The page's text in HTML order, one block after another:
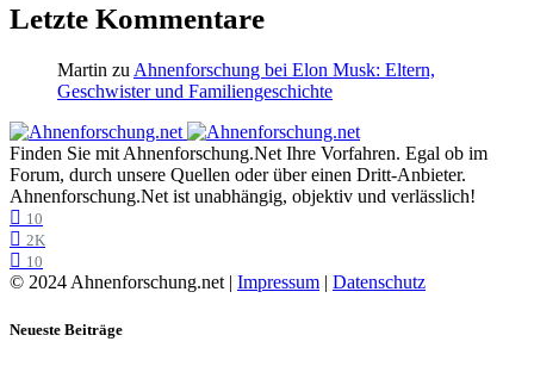
Letzte Kommentare
Martin zu Ahnenforschung bei Elon Musk: Eltern,
Geschwister und Familiengeschichte
Finden Sie mit Ahnenforschung.Net Ihre Vorfahren. Egal ob im
Forum, durch unsere Quellen oder über einen Dritt-Anbieter.
Ahnenforschung.Net ist unabhängig, objektiv und verlässlich!
10
2K
10
© 2024 Ahnenforschung.net | Impressum | Datenschutz
Neueste Beiträge